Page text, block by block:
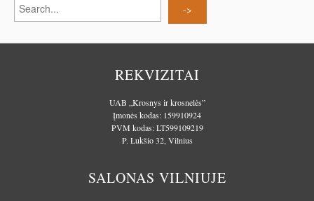
REKVIZITAI
UAB „Krosnys ir krosnelės”
Įmonės kodas: 159910924
PVM kodas: LT599109219
P. Lukšio 32, Vilnius
SALONAS VILNIUJE